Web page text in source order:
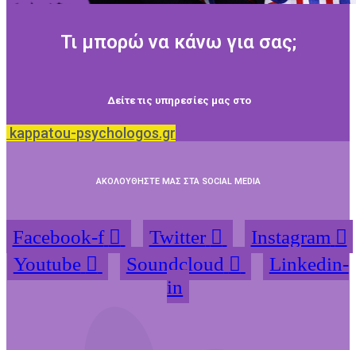
Τι μπορώ να κάνω για σας;
Δείτε τις υπηρεσίες μας στο
kappatou-psychologos.gr
ΑΚΟΛΟΥΘΗΣΤΕ ΜΑΣ ΣΤΑ SOCIAL MEDIA
Facebook-f Twitter
Instagram
Youtube
Soundcloud
Linkedin-
in